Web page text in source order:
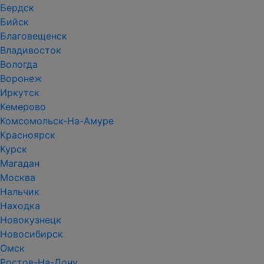
Бердск
Бийск
Благовещенск
Владивосток
Вологда
Воронеж
Иркутск
Кемерово
Комсомольск-На-Амуре
Красноярск
Курск
Магадан
Москва
Нальчик
Находка
Новокузнецк
Новосибирск
Омск